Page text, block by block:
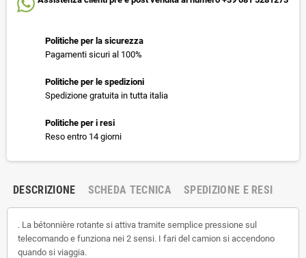
Politiche per la sicurezza
Pagamenti sicuri al 100%
Politiche per le spedizioni
Spedizione gratuita in tutta italia
Politiche per i resi
Reso entro 14 giorni
DESCRIZIONE SCHEDA TECNICA SPEDIZIONE E RESI
. La bétonnière rotante si attiva tramite semplice pressione sul
telecomando e funziona nei 2 sensi. I fari del camion si accendono
quando si viaggia.